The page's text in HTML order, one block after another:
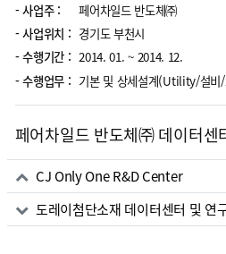
- 사업주 :
페어차일드 반도체㈜
- 사업위치 : 경기도 부천시
- 수행기간 : 2014. 01. ~ 2014. 12.
- 수행업무 : 기본 및 상세설계(Utility/설비
페어차일드 반도체㈜ 데이터
관련자료
CJ Only One R&D Center
도레이첨단소재 데이터센터 및 연